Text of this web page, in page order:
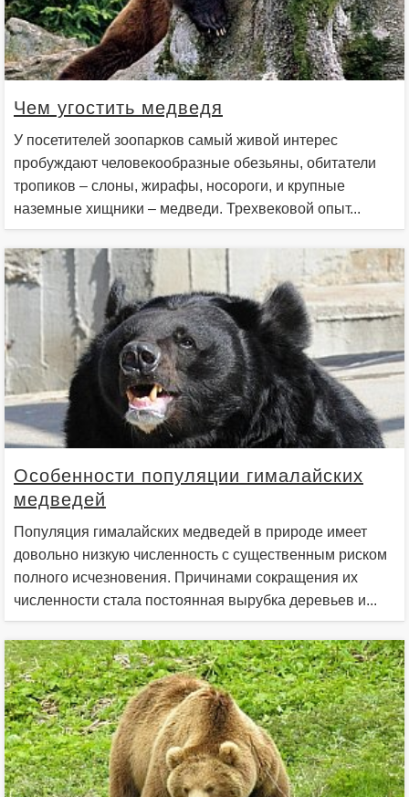
Чем угостить медведя
У посетителей зоопарков самый живой интерес
пробуждают человекообразные обезьяны, обитатели
тропиков – слоны, жирафы, носороги, и крупные
наземные хищники – медведи. Трехвековой опыт...
Особенности популяции гималайских
медведей
Популяция гималайских медведей в природе имеет
довольно низкую численность с существенным риском
полного исчезновения. Причинами сокращения их
численности стала постоянная вырубка деревьев и...